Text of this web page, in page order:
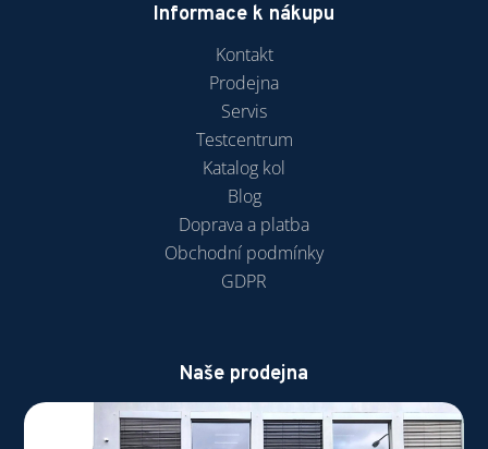
Informace k nákupu
Kontakt
Prodejna
Servis
Testcentrum
Katalog kol
Blog
Doprava a platba
Obchodní podmínky
GDPR
Naše prodejna